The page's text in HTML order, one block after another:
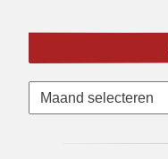
Archieven